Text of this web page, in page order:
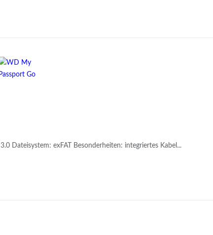
Dateisystem: exFAT Besonderheiten: integriertes Kabel...